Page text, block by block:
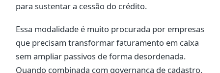
para sustentar a cessão do crédito.
Essa modalidade é muito procurada por empresas
que precisam transformar faturamento em caixa
sem ampliar passivos de forma desordenada.
Quando combinada com governança de cadastro,